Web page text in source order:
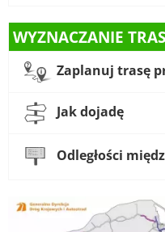
WYZNACZANIE
Zaplanuj trasę
Jak dojadę
Odległości